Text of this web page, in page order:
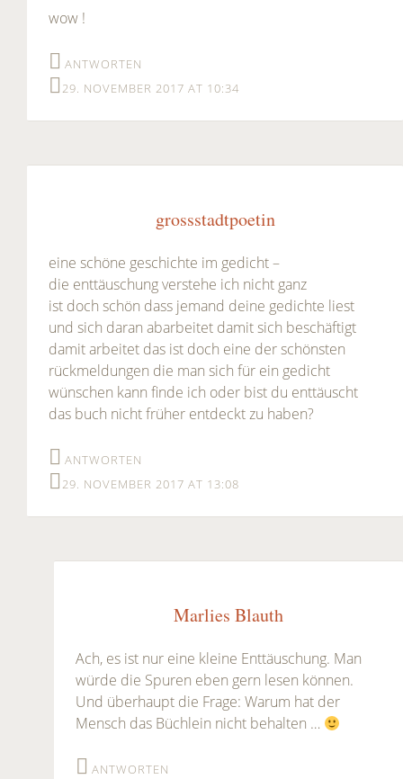
wow !
ANTWORTEN
29. NOVEMBER 2017 AT 10:34
grossstadtpoetin
eine schöne geschichte im gedicht –
die enttäuschung verstehe ich nicht ganz
ist doch schön dass jemand deine gedichte liest
und sich daran abarbeitet damit sich beschäftigt
damit arbeitet das ist doch eine der schönsten
rückmeldungen die man sich für ein gedicht
wünschen kann finde ich oder bist du enttäuscht
das buch nicht früher entdeckt zu haben?
ANTWORTEN
29. NOVEMBER 2017 AT 13:08
Marlies Blauth
Ach, es ist nur eine kleine Enttäuschung. Man
würde die Spuren eben gern lesen können.
Und überhaupt die Frage: Warum hat der
Mensch das Büchlein nicht behalten …
ANTWORTEN